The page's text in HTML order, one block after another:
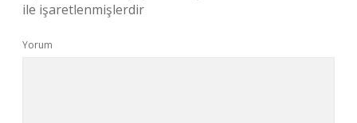
ile işaretlenmişlerdir
Yorum